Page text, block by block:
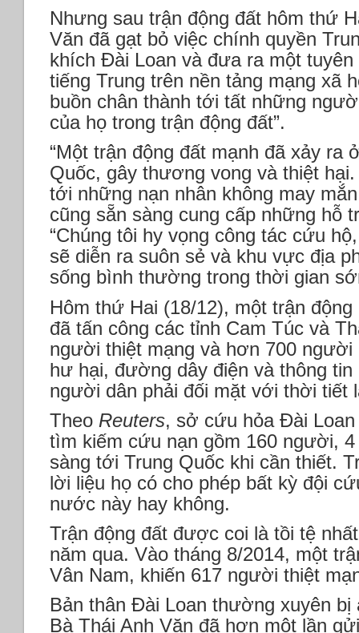
Nhưng sau trận động đất hôm thứ
Văn đã gạt bỏ việc chính quyền
khích Đài Loan và đưa ra một tuyên
tiếng Trung trên nền tảng mạng xã
buồn chân thành tới tất những
của họ trong trận động đất”.
“Một trận động đất mạnh đã xảy ra
Quốc, gây thương vong và thiệt
tới những nạn nhân không may
cũng sẵn sàng cung cấp những hỗ
“Chúng tôi hy vọng công tác cứu
sẽ diễn ra suôn sẻ và khu vực địa
sống bình thường trong thời gian
Hôm thứ Hai (18/12), một trận
đã tấn công các tỉnh Cam Túc và
người thiệt mạng và hơn 700
hư hại, đường dây điện và thông tin
người dân phải đối mặt với thời tiết
Theo Reuters, sở cứu hỏa Đài
tìm kiếm cứu nạn gồm 160 người,
sàng tới Trung Quốc khi cần thiết.
lời liệu họ có cho phép bất kỳ đội
nước này hay không.
Trận động đất được coi là tồi tệ
năm qua. Vào tháng 8/2014, một
Vân Nam, khiến 617 người thiệt
Bản thân Đài Loan thường xuyên
Bà Thái Anh Văn đã hơn một lần